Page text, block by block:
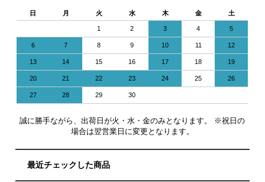
日 月 火 水 木 金 土
1 2 3 4 5
6 7 8 9 10 11 12
13 14 15 16 17 18 19
20 21 22 23 24 25 26
27 28 29 30
誠に勝手ながら、出荷日が火・水・金のみとなります。 ※祝日の
場合は翌営業日に変更となります。
最近チェックした商品